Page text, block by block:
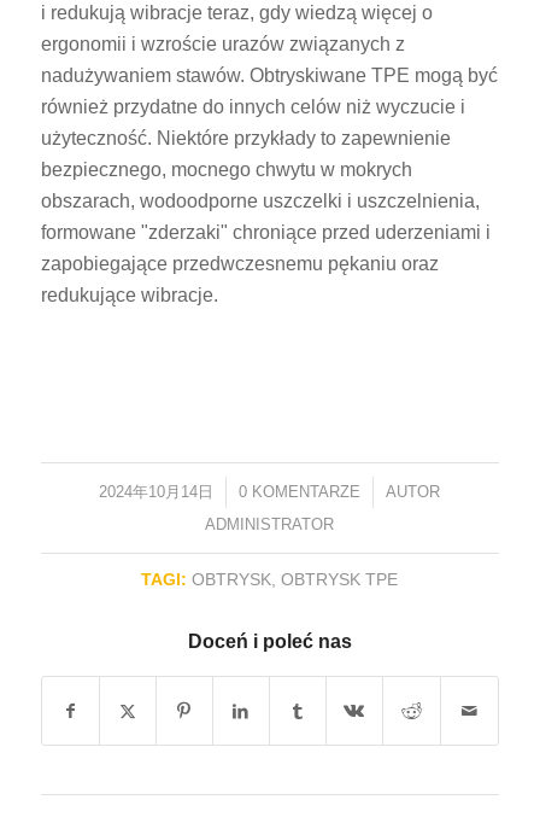
i redukują wibracje teraz, gdy wiedzą więcej o
ergonomii i wzroście urazów związanych z
nadużywaniem stawów. Obtryskiwane TPE mogą być
również przydatne do innych celów niż wyczucie i
użyteczność. Niektóre przykłady to zapewnienie
bezpiecznego, mocnego chwytu w mokrych
obszarach, wodoodporne uszczelki i uszczelnienia,
formowane "zderzaki" chroniące przed uderzeniami i
zapobiegające przedwczesnemu pękaniu oraz
redukujące wibracje.
2024年10月14日
/ 0 KOMENTARZE
/
AUTOR
ADMINISTRATOR
TAGI: OBTRYSK ,OBTRYSK TPE
Doceń i poleć nas